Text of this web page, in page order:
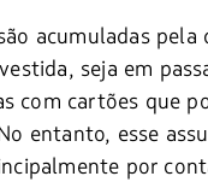
acumuladas pela
seja em
com cartões que
entanto, esse
por